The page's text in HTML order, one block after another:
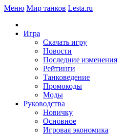
Меню Мир танков Lesta.ru
Игра
Скачать игру
Новости
Последние изменения
Рейтинги
Танковедение
Промокоды
Моды
Руководства
Новичку
Основное
Игровая экономика